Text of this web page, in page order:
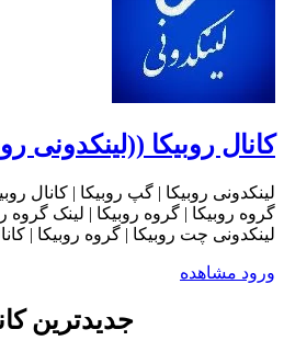
کانال روبیکا ((لینکدونی
لینکدونی روبیکا | گپ روبیکا | کانال
گروه روبیکا | گروه روبیکا | لینک گروه
لینکدونی چت روبیکا | گروه روبیکا |
ورود مشاهده
جدیدترین